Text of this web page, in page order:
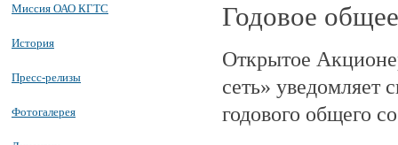
Миссия ОАО КГТС
История
Пресс-релизы
Фотогалерея
Годовое
Открытое
сеть» уведомляет
годового общего